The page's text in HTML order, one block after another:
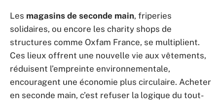
Les magasins de seconde main, friperies
solidaires, ou encore les charity shops de
structures comme Oxfam France, se multiplient.
Ces lieux offrent une nouvelle vie aux vêtements,
réduisent l’empreinte environnementale,
encouragent une économie plus circulaire. Acheter
en seconde main, c’est refuser la logique du tout-